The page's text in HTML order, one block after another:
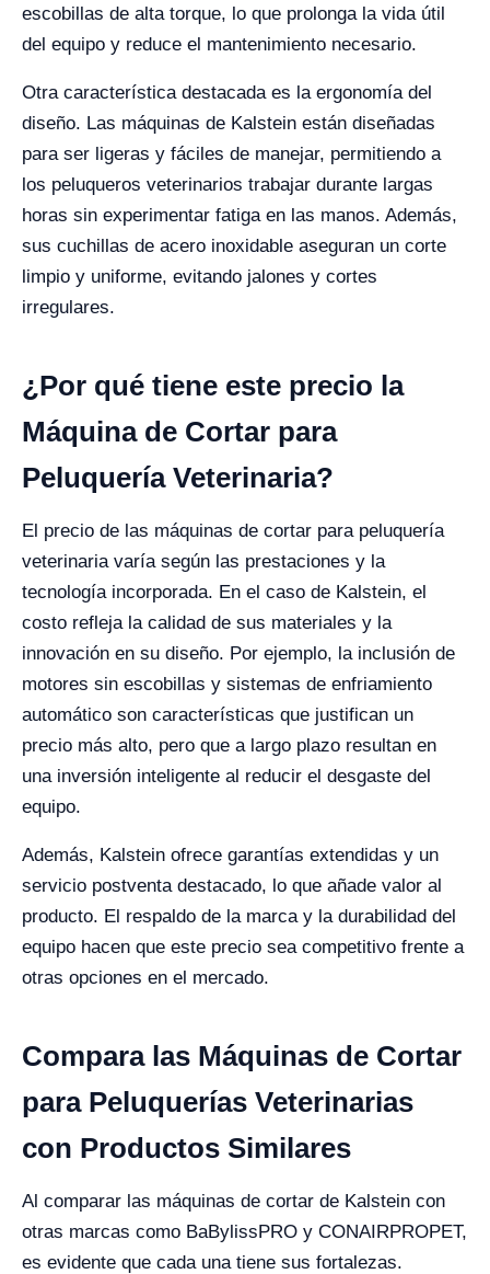
escobillas de alta torque, lo que prolonga la vida útil
del equipo y reduce el mantenimiento necesario.
Otra característica destacada es la ergonomía del
diseño. Las máquinas de Kalstein están diseñadas
para ser ligeras y fáciles de manejar, permitiendo a
los peluqueros veterinarios trabajar durante largas
horas sin experimentar fatiga en las manos. Además,
sus cuchillas de acero inoxidable aseguran un corte
limpio y uniforme, evitando jalones y cortes
irregulares.
¿Por qué tiene este precio la
Máquina de Cortar para
Peluquería Veterinaria?
El precio de las máquinas de cortar para peluquería
veterinaria varía según las prestaciones y la
tecnología incorporada. En el caso de Kalstein, el
costo refleja la calidad de sus materiales y la
innovación en su diseño. Por ejemplo, la inclusión de
motores sin escobillas y sistemas de enfriamiento
automático son características que justifican un
precio más alto, pero que a largo plazo resultan en
una inversión inteligente al reducir el desgaste del
equipo.
Además, Kalstein ofrece garantías extendidas y un
servicio postventa destacado, lo que añade valor al
producto. El respaldo de la marca y la durabilidad del
equipo hacen que este precio sea competitivo frente a
otras opciones en el mercado.
Compara las Máquinas de Cortar
para Peluquerías Veterinarias
con Productos Similares
Al comparar las máquinas de cortar de Kalstein con
otras marcas como BaBylissPRO y CONAIRPROPET,
es evidente que cada una tiene sus fortalezas.